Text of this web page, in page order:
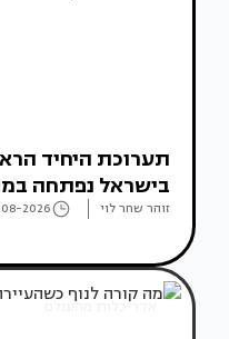
תערוכת היחיד
בישראל נפתחה
זוהר שחר לוי 2026
אדריכלות מהעולם